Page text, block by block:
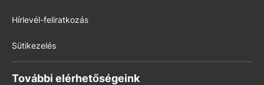
Hírlevél-feliratkozás
Sütikezelés
További elérhetőségeink